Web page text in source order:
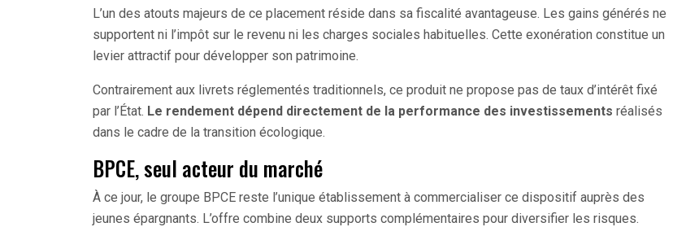
L’un des atouts majeurs de ce placement réside dans sa fiscalité avantageuse. Les gains générés ne
supportent ni l’impôt sur le revenu ni les charges sociales habituelles. Cette exonération constitue un
levier attractif pour développer son patrimoine.
Contrairement aux livrets réglementés traditionnels, ce produit ne propose pas de taux d’intérêt fixé
par l’État. Le rendement dépend directement de la performance des investissements réalisés
dans le cadre de la transition écologique.
BPCE, seul acteur du marché
À ce jour, le groupe BPCE reste l’unique établissement à commercialiser ce dispositif auprès des
jeunes épargnants. L’offre combine deux supports complémentaires pour diversifier les risques.